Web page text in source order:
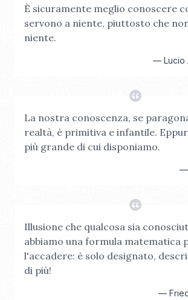
È sicuramente meglio conoscere
servono a niente, piuttosto che
niente.
— Lucio
La nostra conoscenza, se
realtà, è primitiva e infantile.
più grande di cui disponiamo.
—
Illusione che qualcosa sia
abbiamo una formula matematica
l'accadere: è solo designato,
di più!
—